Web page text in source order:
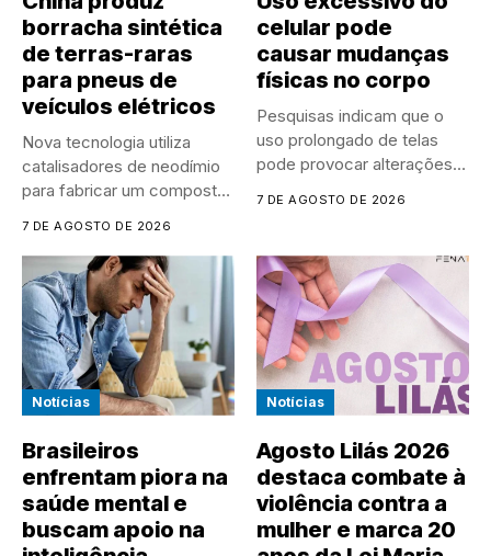
borracha sintética
de terras-raras
para pneus de
veículos elétricos
Nova tecnologia utiliza
catalisadores de neodímio
para fabricar um composto
7 DE AGOSTO DE 2026
celular pode
causar mudanças
físicas no corpo
Pesquisas indicam que o
uso prolongado de telas
pode provocar alterações
7 DE AGOSTO DE 2026
Notícias
Brasileiros
enfrentam piora na
saúde mental e
buscam apoio na
Notícias
Agosto Lilás 2026
destaca combate à
violência contra a
mulher e marca 20